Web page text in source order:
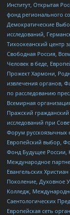
Институт, Открытая
фонд регионального
Демократические
исследований,
Тихоокеанский центр
Свободная Россия,
Человек в беде,
Прожект Хармони,
извлечения органов,
по расследованию
Всемирная
Пражский
исследований при
Форум русскоязычных
Европейский выбор,
Фонд Будущее России,
Международное
Евангельских
Поколение, Духовное
Колледж,
Саентологических
Европейская сеть